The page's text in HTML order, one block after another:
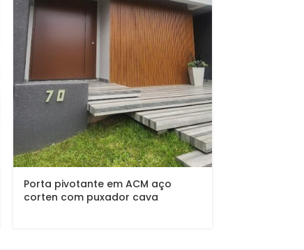
Porta pivotante em ACM aço
corten com puxador cava